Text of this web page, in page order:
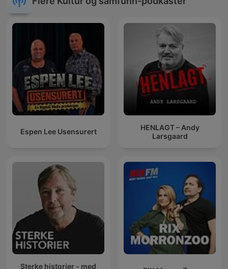
Espen Lee Usensurert
HENLAGT – Andy
Larsgaard
Sterke historier - med